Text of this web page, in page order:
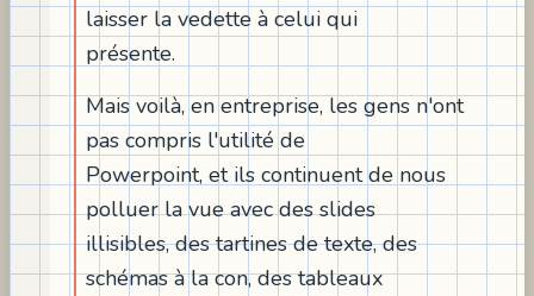
laisser la vedette à celui qui
présente.
Mais voilà, en entreprise, les gens n'ont
pas compris l'utilité de
Powerpoint, et ils continuent de nous
polluer la vue avec des slides
illisibles, des tartines de texte, des
schémas à la con, des tableaux